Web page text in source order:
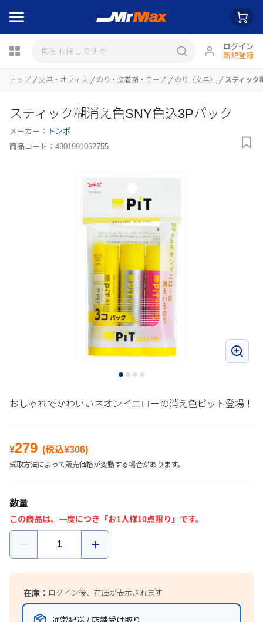
ログイン
新規登録
瓶詰
トップ 文具・オフィス のり・接着剤・テープ のり（文具） スティック
スティック糊消え色SNY色込3Pパック
メーカー：
トンボ
商品コード： 4901991062755
おしゃれでかわいいネオンイエローの消え色ピット登場！
¥279 (税込¥306)
受取方法によって販売価格が変動する場合があります。
数量
この商品は、一度につき「お1人様10点限り」です。
在庫： ログイン後、在庫が表示されます